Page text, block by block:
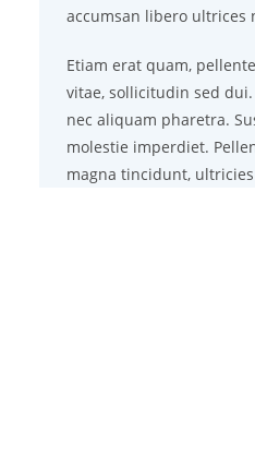
accumsan libero ultrices
Etiam erat quam,
vitae, sollicitudin sed
nec aliquam pharetra.
molestie imperdiet.
magna tincidunt,